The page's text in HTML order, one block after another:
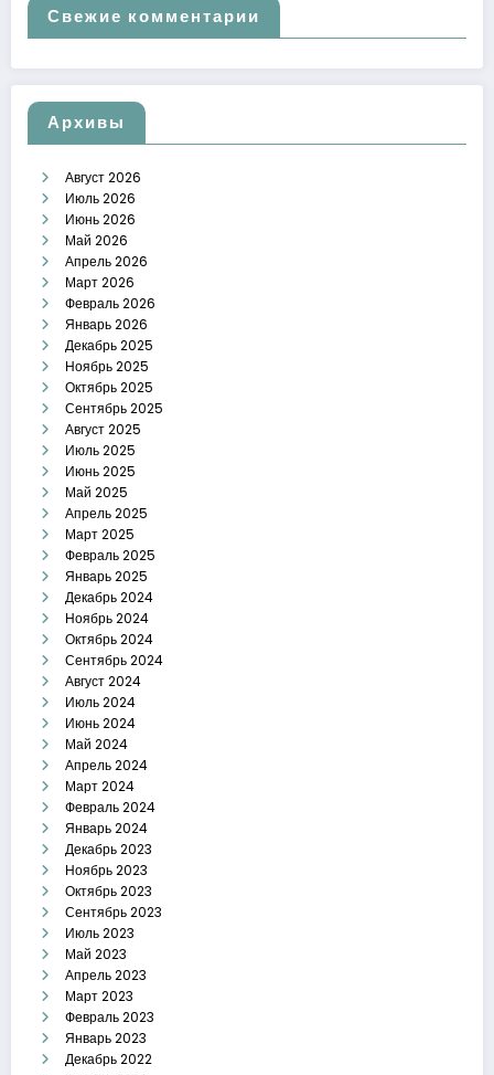
Свежие комментарии
Архивы
Август 2026
Июль 2026
Июнь 2026
Май 2026
Апрель 2026
Март 2026
Февраль 2026
Январь 2026
Декабрь 2025
Ноябрь 2025
Октябрь 2025
Сентябрь 2025
Август 2025
Июль 2025
Июнь 2025
Май 2025
Апрель 2025
Март 2025
Февраль 2025
Январь 2025
Декабрь 2024
Ноябрь 2024
Октябрь 2024
Сентябрь 2024
Август 2024
Июль 2024
Июнь 2024
Май 2024
Апрель 2024
Март 2024
Февраль 2024
Январь 2024
Декабрь 2023
Ноябрь 2023
Октябрь 2023
Сентябрь 2023
Июль 2023
Май 2023
Апрель 2023
Март 2023
Февраль 2023
Январь 2023
Декабрь 2022